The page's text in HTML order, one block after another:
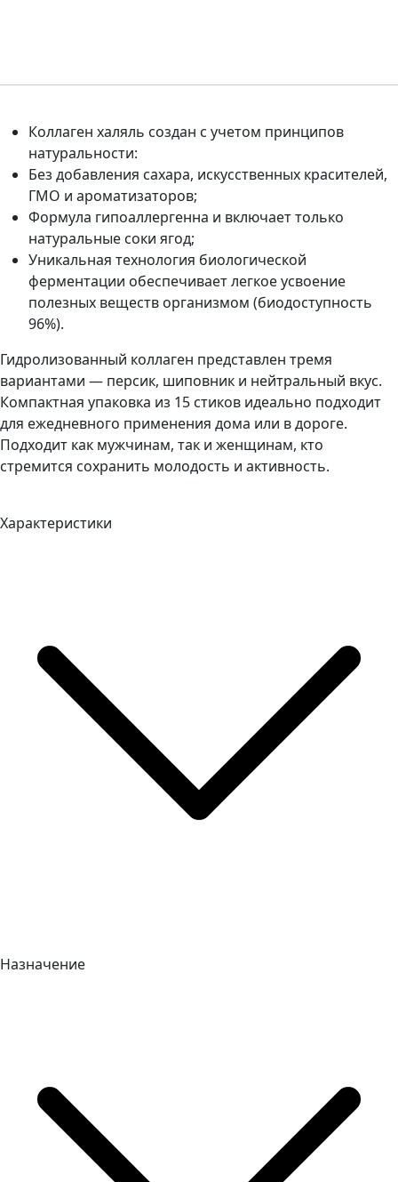
Коллаген халяль создан с учетом принципов
натуральности:
Без добавления сахара, искусственных красителей,
ГМО и ароматизаторов;
Формула гипоаллергенна и включает только
натуральные соки ягод;
Уникальная технология биологической
ферментации обеспечивает легкое усвоение
полезных веществ организмом (биодоступность
96%).
Гидролизованный коллаген представлен тремя
вариантами — персик, шиповник и нейтральный вкус.
Компактная упаковка из 15 стиков идеально подходит
для ежедневного применения дома или в дороге.
Подходит как мужчинам, так и женщинам, кто
стремится сохранить молодость и активность.
Характеристики
Назначение